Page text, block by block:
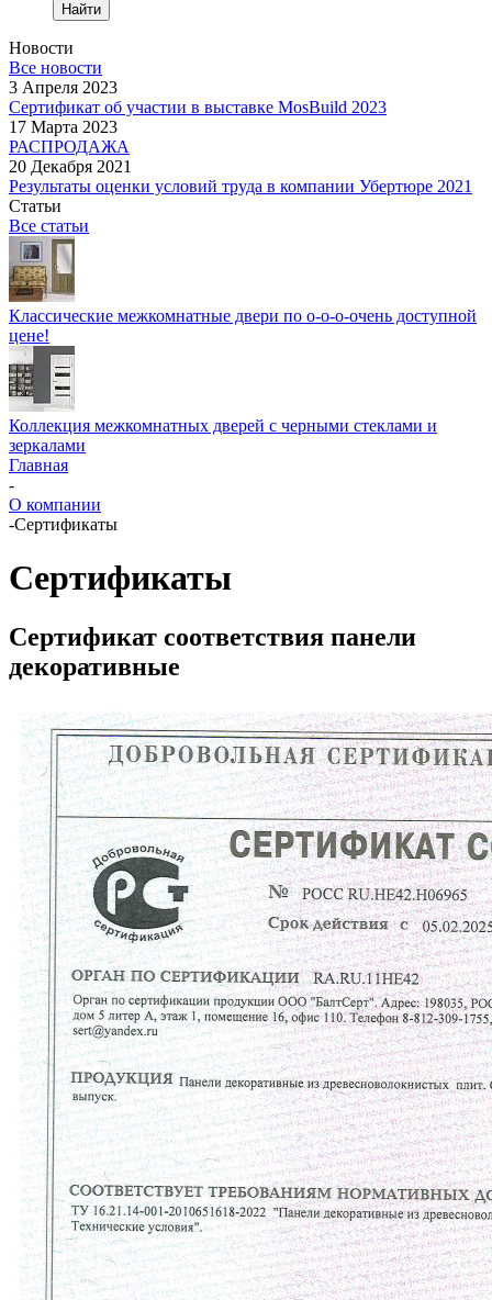
Найти
Новости
Все новости
3 Апреля 2023
Сертификат об участии в выставке MosBuild 2023
17 Марта 2023
РАСПРОДАЖА
20 Декабря 2021
Результаты оценки условий труда в компании Убертюре 2021
Статьи
Все статьи
Классические межкомнатные двери по о-о-о-очень доступной
цене!
Коллекция межкомнатных дверей с черными стеклами и
зеркалами
Главная
-
О компании
-Сертификаты
Сертификаты
Сертификат соответствия панели
декоративные